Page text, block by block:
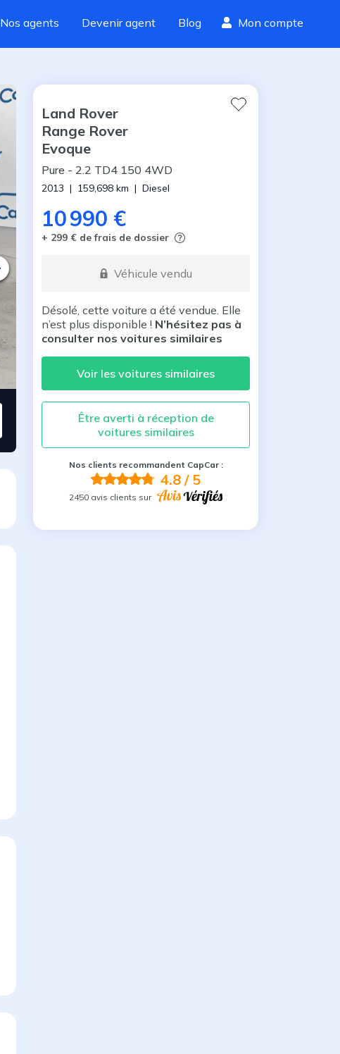
Nos agents Devenir agent Blog Mon compte
Land Rover
Range Rover
Evoque
Pure - 2.2 TD4 150 4WD
2013 | 159,698 km | Diesel
10 990 €
+ 299 € de frais de dossier
Véhicule vendu
Désolé, cette voiture a été vendue. Elle
n’est plus disponible ! N’hésitez pas à
consulter nos voitures similaires
Voir les voitures similaires
Être averti à réception de
voitures similaires
Nos clients recommandent CapCar :
4.8/ 5
2450 avis clients sur